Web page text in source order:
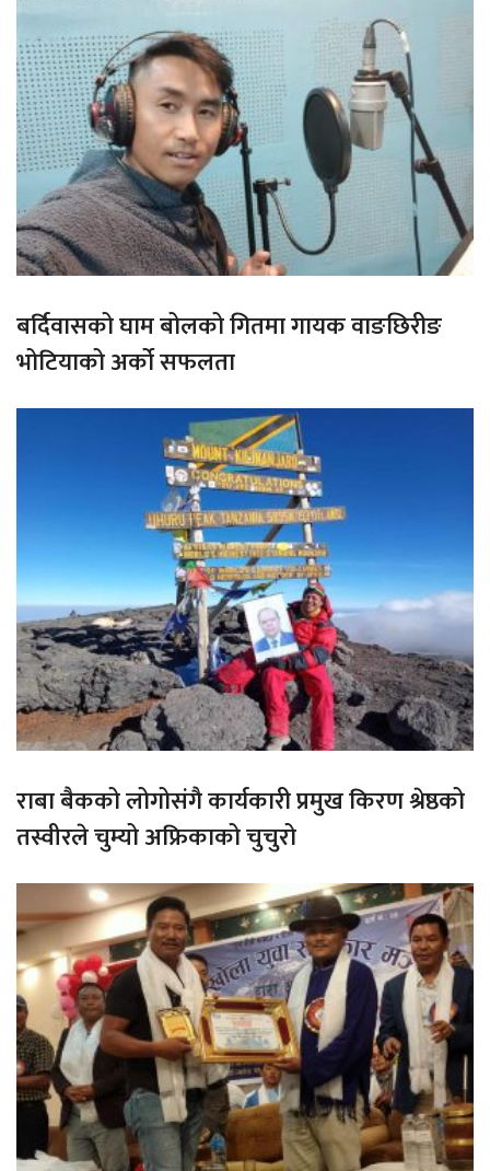
बर्दिवासको घाम बोलको गितमा गायक वाङछिरीङ
भोटियाको अर्को सफलता
राबा बैकको लोगोसंगै कार्यकारी प्रमुख किरण श्रेष्ठको
तस्वीरले चुम्यो अफ्रिकाको चुचुरो